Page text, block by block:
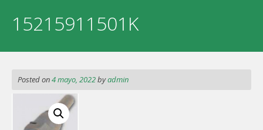
15215911501K
Posted on4 mayo, 2022byadmin